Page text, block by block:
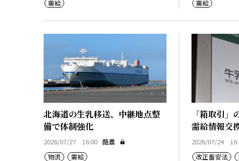
需給
需給
北海道の生乳移送、中継地点整
備で体制強化
2026/07/27 16:00 酪農
物流
需給
「箱取引」
需給情報交
2026/07/24
改正畜安法